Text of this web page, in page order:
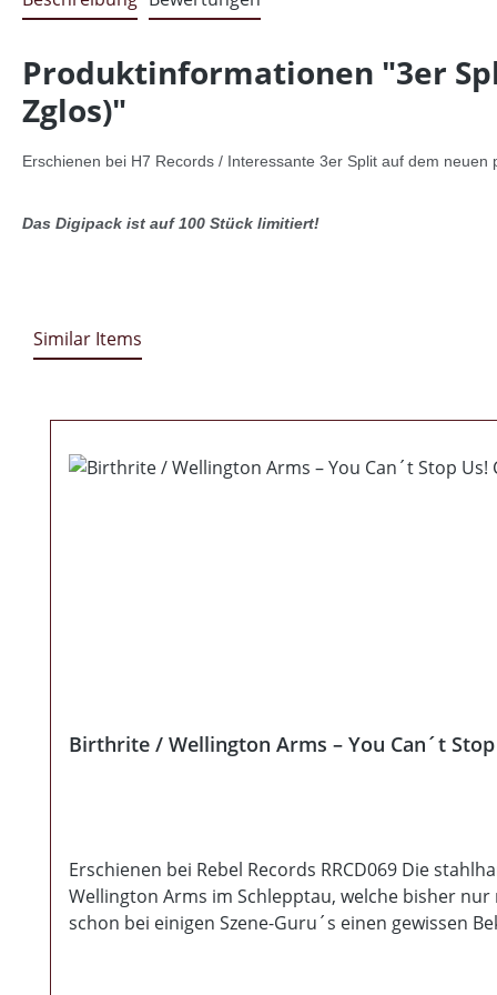
Produktinformationen "3er
Zglos)"
Erschienen bei H7 Records / Interessante 3er Split auf dem neuen
Das Digipack ist auf 100 Stück limitiert!
Similar Items
Birthrite / Wellington Arms – You Can´t Stop
Erschienen bei Rebel Records RRCD069 Die
Wellington Arms im Schlepptau, welche bisher
schon bei einigen Szene-Guru´s einen gewissen